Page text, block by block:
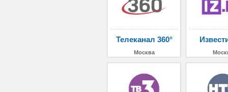
Телеканал 360°
Москва